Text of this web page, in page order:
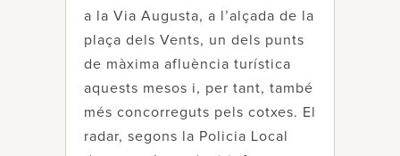
a la Via Augusta, a l’alçada de la
plaça dels Vents, un dels punts
de màxima afluència turística
aquests mesos i, per tant, també
més concorreguts pels cotxes. El
radar, segons la Policia Local